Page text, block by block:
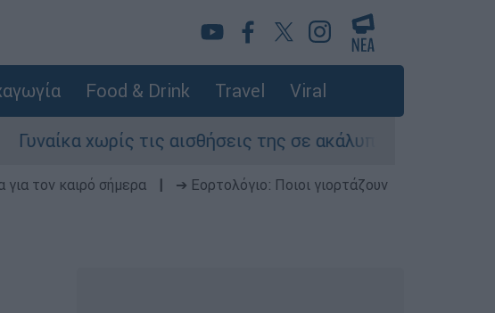
Food & Drink Travel Viral
τις αισθήσεις της σε ακάλυπτο πολυκατοικίας στη
τον καιρό σήμερα
➔ Εορτολόγιο: Ποιοι γιορτάζουν